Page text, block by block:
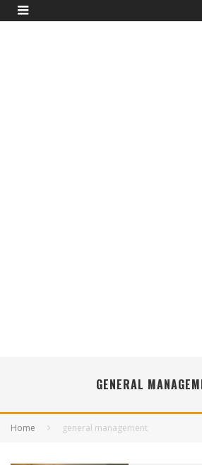
GENERAL
Home general management